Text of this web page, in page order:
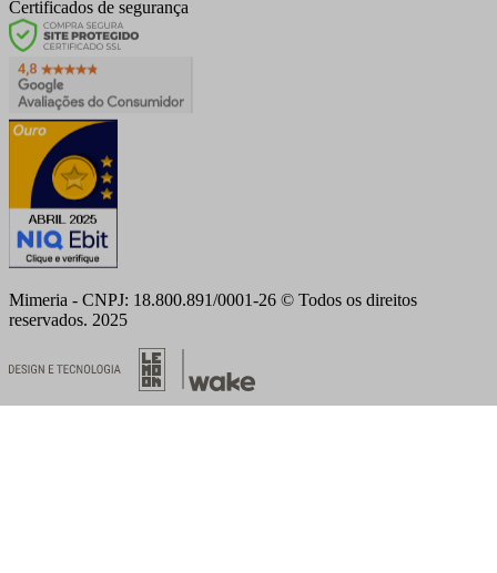
Certificados de segurança
Mimeria - CNPJ: 18.800.891/0001-26 © Todos os direitos
reservados. 2025